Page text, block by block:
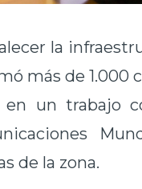
la
más de 1.000
un trabajo
de la zona.